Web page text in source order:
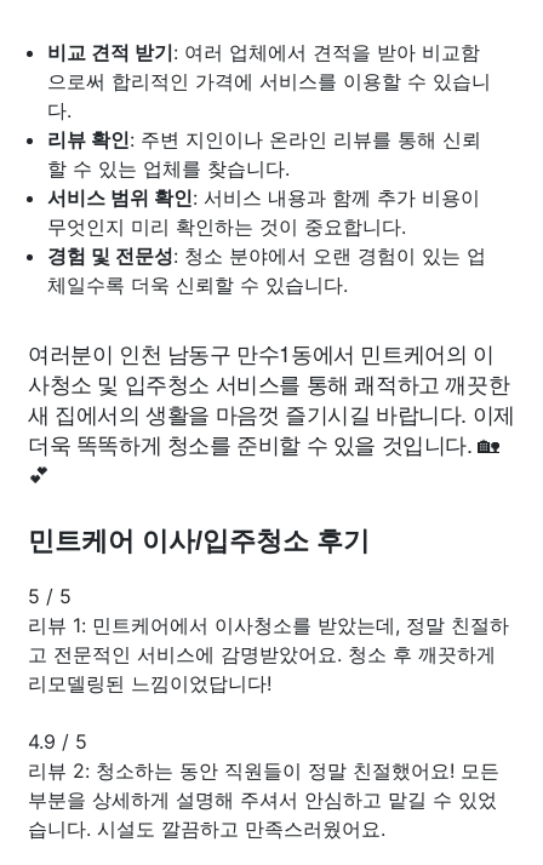
비교 견적 받기: 여러 업체에서 견적을 받아 비교함
으로써 합리적인 가격에 서비스를 이용할 수 있습니
다.
리뷰 확인: 주변 지인이나 온라인 리뷰를 통해 신뢰
할 수 있는 업체를 찾습니다.
서비스 범위 확인: 서비스 내용과 함께 추가 비용이
무엇인지 미리 확인하는 것이 중요합니다.
경험 및 전문성: 청소 분야에서 오랜 경험이 있는 업
체일수록 더욱 신뢰할 수 있습니다.
여러분이 인천 남동구 만수1동에서 민트케어의 이
사청소 및 입주청소 서비스를 통해 쾌적하고 깨끗한
새 집에서의 생활을 마음껏 즐기시길 바랍니다. 이제
더욱 똑똑하게 청소를 준비할 수 있을 것입니다. 🏡
💕
민트케어 이사/입주청소 후기
5 / 5
리뷰 1: 민트케어에서 이사청소를 받았는데, 정말 친절하
고 전문적인 서비스에 감명받았어요. 청소 후 깨끗하게
리모델링된 느낌이었답니다!
4.9 / 5
리뷰 2: 청소하는 동안 직원들이 정말 친절했어요! 모든
부분을 상세하게 설명해 주셔서 안심하고 맡길 수 있었
습니다. 시설도 깔끔하고 만족스러웠어요.